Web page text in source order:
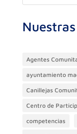
k
Agentes
ayuntamiento
Canillejas
Centro de
competencias